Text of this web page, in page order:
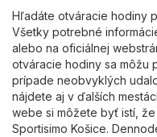
Hľadáte otváracie hodiny
Všetky potrebné
alebo na oficiálnej
otváracie hodiny sa môžu
prípade neobvyklých
nájdete aj v ďalších
webe si môžete byť istí,
Sportisimo Košice.